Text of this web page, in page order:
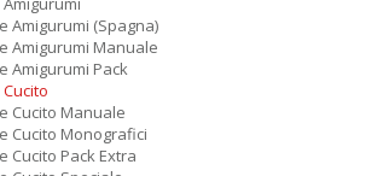
Amigurumi (Spagna)
Amigurumi Manuale
Amigurumi Pack
Cucito Manuale
Cucito Monografici
Cucito Pack Extra